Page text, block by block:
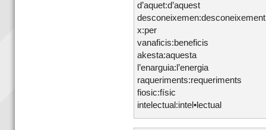
d’aquet:d’aquest
desconeixemen:desconeixement
x:per
vanaficis:beneficis
akesta:aquesta
l’enarguia:l’energia
raqueriments:requeriments
fiosic:físic
intelectual:intel•lectual